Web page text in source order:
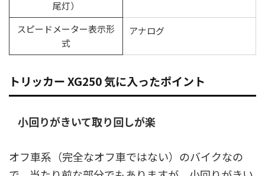
尾灯）
スピードメーター表示形
式
アナログ
トリッカー XG250 気に入ったポイント
小回りがきいて取り回しが楽
オフ車系（完全なオフ車ではない）のバイクなの